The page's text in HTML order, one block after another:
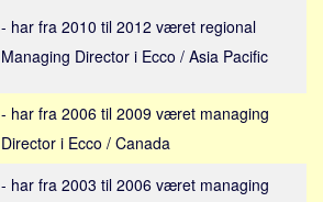
- har fra 2010 til 2012 været regional
Managing Director i Ecco / Asia Pacific
- har fra 2006 til 2009 været managing
Director i Ecco / Canada
- har fra 2003 til 2006 været managing